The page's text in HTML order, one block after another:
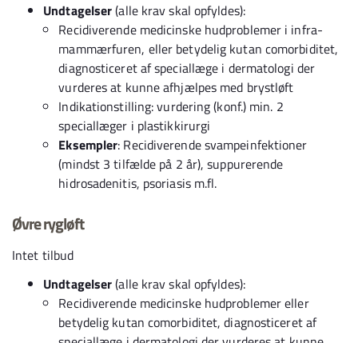
Undtagelser(alle krav skal opfyldes):
Recidiverende medicinske hudproblemer i infra-
mammærfuren, eller betydelig kutan comorbiditet,
diagnosticeret af speciallæge i dermatologi der
vurderes at kunne afhjælpes med brystløft
Indikationstilling: vurdering (konf.) min. 2
speciallæger i plastikkirurgi
Eksempler: Recidiverende svampeinfektioner
(mindst 3 tilfælde på 2 år), suppurerende
hidrosadenitis, psoriasis m.fl.
Øvre rygløft
Intet tilbud
Undtagelser(alle krav skal opfyldes):
Recidiverende medicinske hudproblemer eller
betydelig kutan comorbiditet, diagnosticeret af